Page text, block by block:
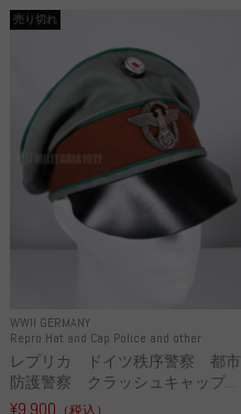
WWII GERMANY
Repro Hat and Cap Police and other
売り切れ
レプリカ ドイツ秩序警察 都市
防護警察 クラッシュキャップ...
¥9,900 （税込）